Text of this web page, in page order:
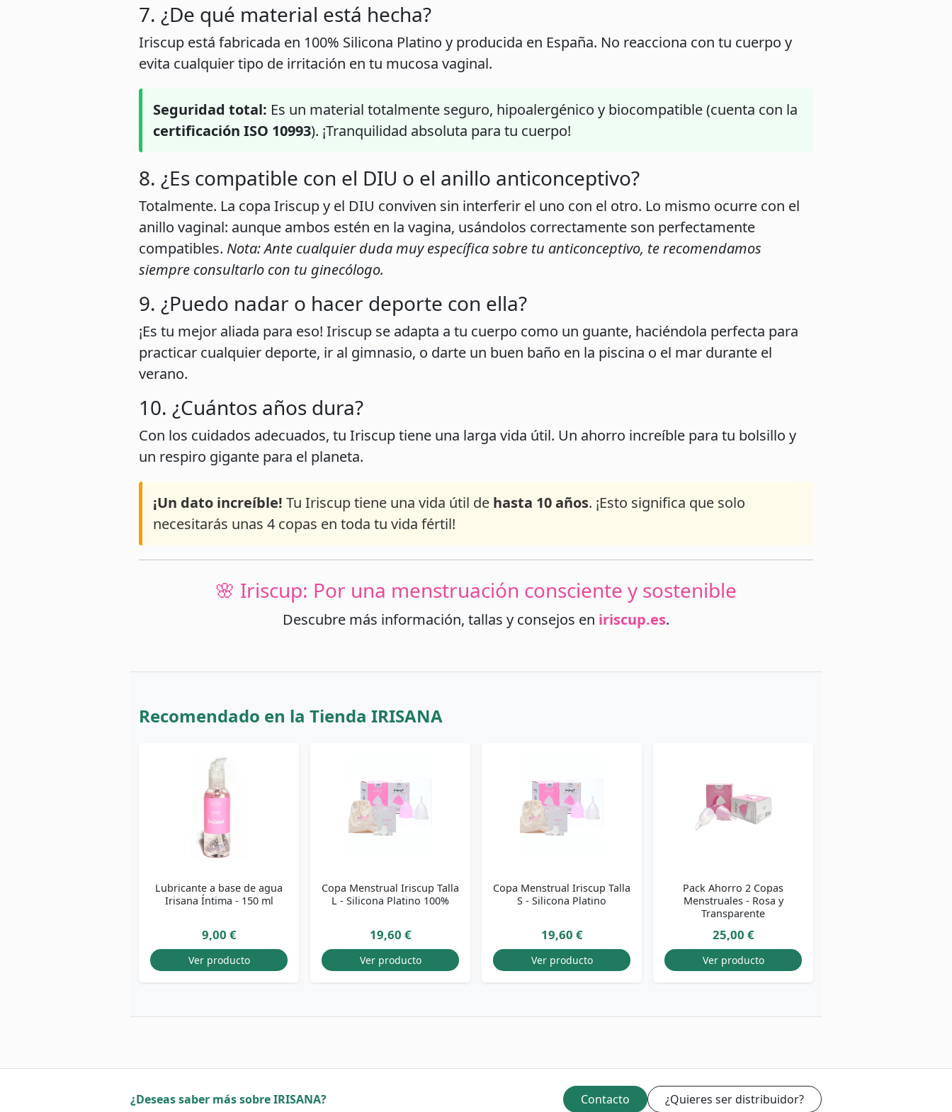
7. ¿De qué material está hecha?
Iriscup está fabricada en 100% Silicona Platino y producida en España. No reacciona con tu cuerpo y
evita cualquier tipo de irritación en tu mucosa vaginal.
Seguridad total: Es un material totalmente seguro, hipoalergénico y biocompatible (cuenta con la
certificación ISO 10993). ¡Tranquilidad absoluta para tu cuerpo!
8. ¿Es compatible con el DIU o el anillo anticonceptivo?
Totalmente. La copa Iriscup y el DIU conviven sin interferir el uno con el otro. Lo mismo ocurre con el
anillo vaginal: aunque ambos estén en la vagina, usándolos correctamente son perfectamente
compatibles. Nota: Ante cualquier duda muy específica sobre tu anticonceptivo, te recomendamos
siempre consultarlo con tu ginecólogo.
9. ¿Puedo nadar o hacer deporte con ella?
¡Es tu mejor aliada para eso! Iriscup se adapta a tu cuerpo como un guante, haciéndola perfecta para
practicar cualquier deporte, ir al gimnasio, o darte un buen baño en la piscina o el mar durante el
verano.
10. ¿Cuántos años dura?
Con los cuidados adecuados, tu Iriscup tiene una larga vida útil. Un ahorro increíble para tu bolsillo y
un respiro gigante para el planeta.
¡Un dato increíble! Tu Iriscup tiene una vida útil de hasta 10 años. ¡Esto significa que solo
necesitarás unas 4 copas en toda tu vida fértil!
🌸 Iriscup: Por una menstruación consciente y sostenible
Descubre más información, tallas y consejos en iriscup.es.
Recomendado en la Tienda IRISANA
Lubricante a base de agua
Irisana Íntima - 150 ml
9,00 €
Ver producto
Copa Menstrual Iriscup Talla
L - Silicona Platino 100%
19,60 €
Ver producto
Copa Menstrual Iriscup Talla
S - Silicona Platino
19,60 €
Ver producto
Pack Ahorro 2 Copas
Menstruales - Rosa y
Transparente
25,00 €
Ver producto
¿Deseas saber más sobre IRISANA? Contacto ¿Quieres ser distribuidor?